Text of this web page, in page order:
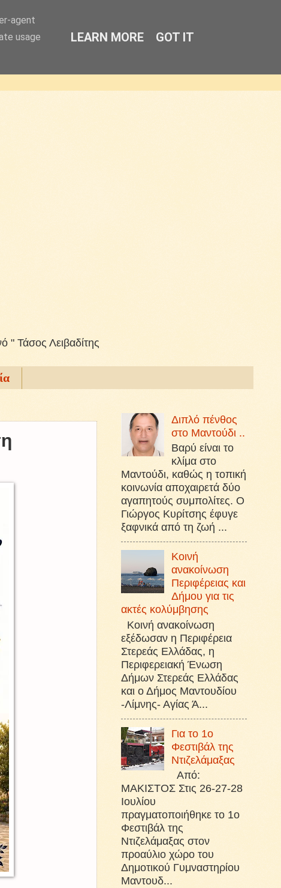
" Τάσος Λειβαδίτης
Διπλό πένθος
στο Μαντούδι ..
Βαρύ είναι το
κλίμα στο
Μαντούδι, καθώς η τοπική
κοινωνία αποχαιρετά δύο
αγαπητούς συμπολίτες. Ο
Γιώργος Κυρίτσης έφυγε
ξαφνικά από τη ζωή ...
Κοινή
ανακοίνωση
Περιφέρειας και
Δήμου για τις
ακτές κολύμβησης
Κοινή ανακοίνωση
εξέδωσαν η Περιφέρεια
Στερεάς Ελλάδας, η
Περιφερειακή Ένωση
Δήμων Στερεάς Ελλάδας
και ο Δήμος Μαντουδίου
-Λίμνης- Αγίας Ά...
Για το 1ο
Φεστιβάλ της
Ντιζελάμαξας
Από:
ΜΑΚΙΣΤΟΣ Στις 26-27-28
Ιουλίου
πραγματοποιήθηκε το 1ο
Φεστιβάλ της
Ντιζελάμαξας στον
προαύλιο χώρο του
Δημοτικού Γυμναστηρίου
Μαντουδ...
agent
usage
LEARN MORE GOT IT